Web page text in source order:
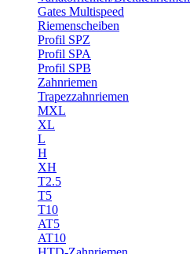
Gates Multispeed
Riemenscheiben
Profil SPZ
Profil SPA
Profil SPB
Zahnriemen
Trapezzahnriemen
MXL
XL
L
H
XH
T2.5
T5
T10
AT5
AT10